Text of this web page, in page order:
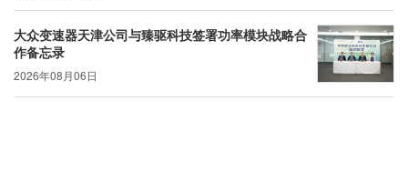
大众变速器天津公司与臻驱科技签署功率模块战略合
作备忘录
2026年08月06日